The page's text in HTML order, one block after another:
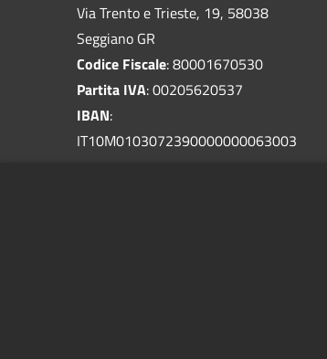
Via Trento e Trieste, 19, 58038
Seggiano GR
Codice Fiscale: 80001670530
Partita IVA: 00205620537
IBAN:
IT10M0103072390000000063003